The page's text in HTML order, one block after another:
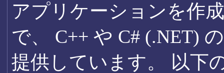
アプリケーションを作
で、 C++ や C# (.NET)
提供しています。 以下